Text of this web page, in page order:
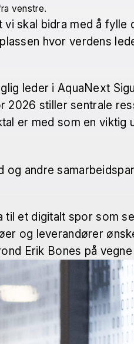
venstre.
skal bidra med å fylle
hvor verdens
leder i AquaNext
2026 stiller sentrale
er med som en viktig
andre
et digitalt spor som
og leverandører
Erik Bones på vegne